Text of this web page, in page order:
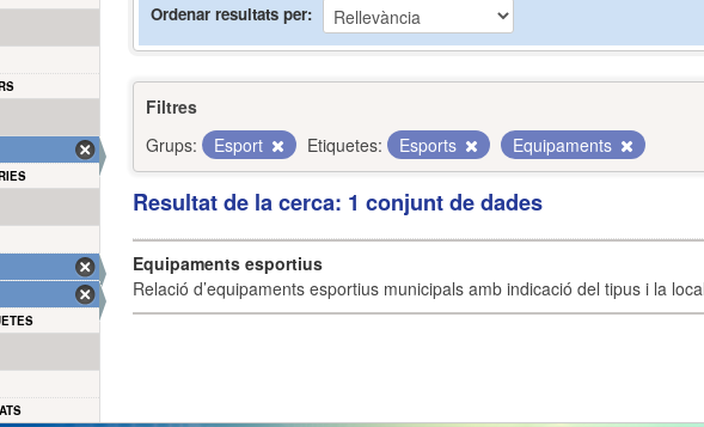
Ordenar resultats per
Filtres
Grups:
Esport Etiquetes: Esports Equipaments
Resultat de la cerca: 1 conjunt de dades
Equipaments esportius
Relació d’equipaments esportius municipals amb indicació del tipus i la